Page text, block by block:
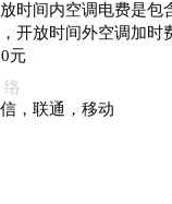
时间内空调电费是包
开放时间外空调加时
元
络
，联通，移动